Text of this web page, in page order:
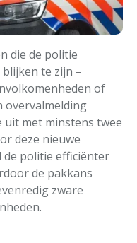
die de politie
te zijn –
of
overvalmelding
met minstens twee
deze nieuwe
de politie efficiënter
de pakkans
zware